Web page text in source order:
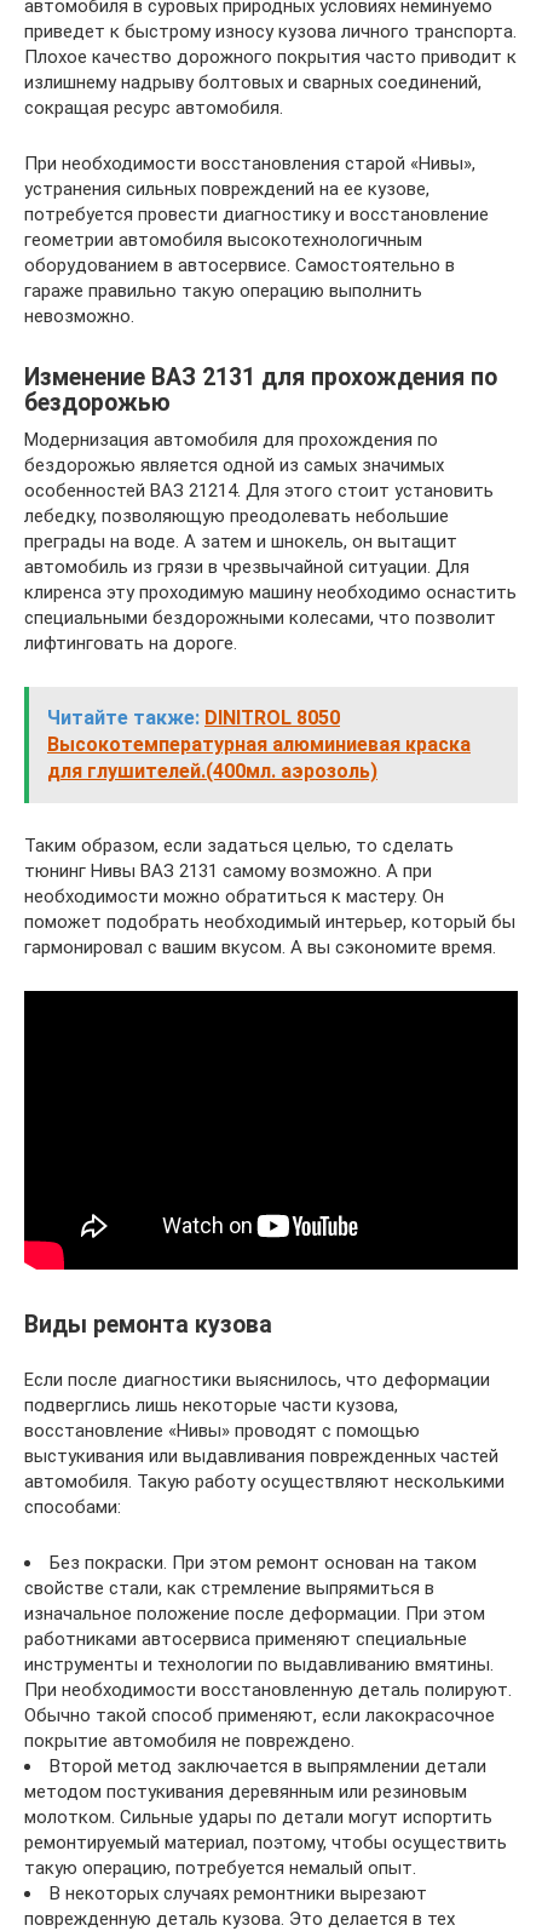
автомобиля в суровых природных условиях неминуемо
приведет к быстрому износу кузова личного транспорта.
Плохое качество дорожного покрытия часто приводит к
излишнему надрыву болтовых и сварных соединений,
сокращая ресурс автомобиля.
При необходимости восстановления старой «Нивы»,
устранения сильных повреждений на ее кузове,
потребуется провести диагностику и восстановление
геометрии автомобиля высокотехнологичным
оборудованием в автосервисе. Самостоятельно в
гараже правильно такую операцию выполнить
невозможно.
Изменение ВАЗ 2131 для прохождения по
бездорожью
Модернизация автомобиля для прохождения по
бездорожью является одной из самых значимых
особенностей ВАЗ 21214. Для этого стоит установить
лебедку, позволяющую преодолевать небольшие
преграды на воде. А затем и шнокель, он вытащит
автомобиль из грязи в чрезвычайной ситуации. Для
клиренса эту проходимую машину необходимо оснастить
специальными бездорожными колесами, что позволит
лифтинговать на дороге.
Читайте также: DINITROL 8050
Высокотемпературная алюминиевая краска
для глушителей.(400мл. аэрозоль)
Таким образом, если задаться целью, то сделать
тюнинг Нивы ВАЗ 2131 самому возможно. А при
необходимости можно обратиться к мастеру. Он
поможет подобрать необходимый интерьер, который бы
гармонировал с вашим вкусом. А вы сэкономите время.
Виды ремонта кузова
Если после диагностики выяснилось, что деформации
подверглись лишь некоторые части кузова,
восстановление «Нивы» проводят с помощью
выстукивания или выдавливания поврежденных частей
автомобиля. Такую работу осуществляют несколькими
способами:
Без покраски. При этом ремонт основан на таком
свойстве стали, как стремление выпрямиться в
изначальное положение после деформации. При этом
работниками автосервиса применяют специальные
инструменты и технологии по выдавливанию вмятины.
При необходимости восстановленную деталь полируют.
Обычно такой способ применяют, если лакокрасочное
покрытие автомобиля не повреждено.
Второй метод заключается в выпрямлении детали
методом постукивания деревянным или резиновым
молотком. Сильные удары по детали могут испортить
ремонтируемый материал, поэтому, чтобы осуществить
такую операцию, потребуется немалый опыт.
В некоторых случаях ремонтники вырезают
поврежденную деталь кузова. Это делается в тех